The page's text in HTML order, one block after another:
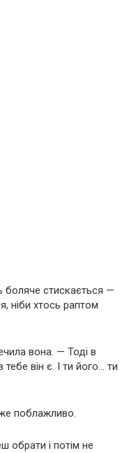
боляче стискається —
ніби хтось раптом
вона. — Тоді в
він є. І ти його… ти
поблажливо.
обрати і потім не